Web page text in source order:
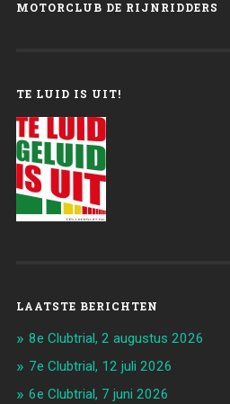
MOTORCLUB DE RIJNRIDDERS
TE LUID IS UIT!
LAATSTE BERICHTEN
8e Clubtrial, 2 augustus 2026
7e Clubtrial, 12 juli 2026
6e Clubtrial, 7 juni 2026